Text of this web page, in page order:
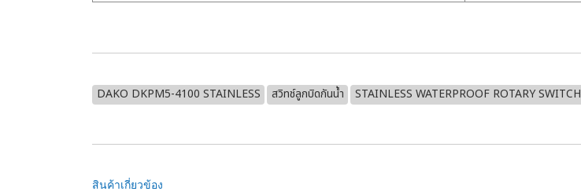
DAKO DKPM5-4100 STAINLESS สวิทช์ลูกบิดกันน้ำ STAINLESS WATERPROOF ROTARY SWITCH
สินค้าเกี่ยวข้อง